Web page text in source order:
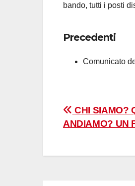
bando, tutti i posti
Precedenti
Comunicato
articoli
CHI SIAMO?
ANDIAMO? UN